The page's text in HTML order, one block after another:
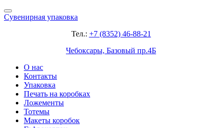
Сувенирная упаковка
Тел.: +7 (8352) 46-88-21
Чебоксары, Базовый пр.4Б
О нас
Контакты
Упаковка
Печать на коробках
Ложементы
Тотемы
Макеты коробок